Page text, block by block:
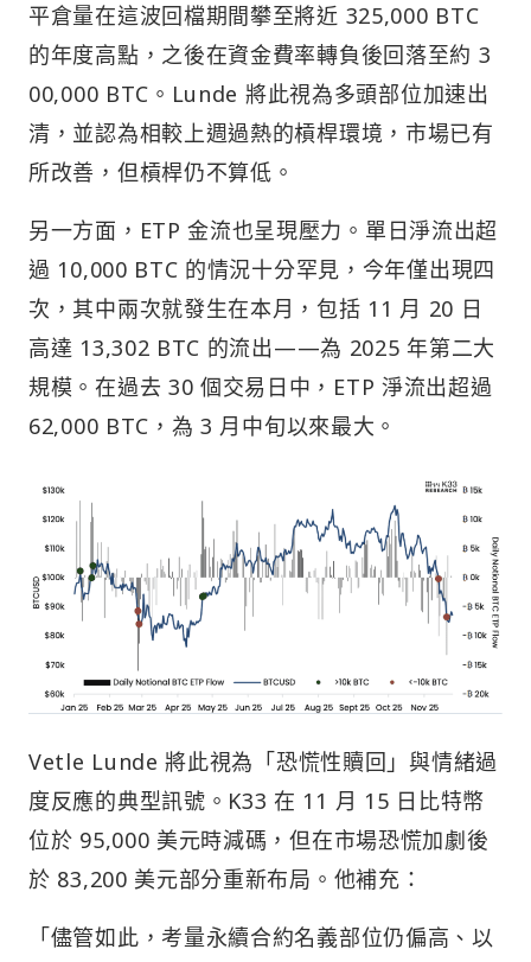
平倉量在這波回檔期間攀至將近 325,000 BTC
的年度高點，之後在資金費率轉負後回落至約 3
00,000 BTC。Lunde 將此視為多頭部位加速出
清，並認為相較上週過熱的槓桿環境，市場已有
所改善，但槓桿仍不算低。
另一方面，ETP 金流也呈現壓力。單日淨流出超
過 10,000 BTC 的情況十分罕見，今年僅出現四
次，其中兩次就發生在本月，包括 11 月 20 日
高達 13,302 BTC 的流出——為 2025 年第二大
規模。在過去 30 個交易日中，ETP 淨流出超過
62,000 BTC，為 3 月中旬以來最大。
Vetle Lunde 將此視為「恐慌性贖回」與情緒過
度反應的典型訊號。K33 在 11 月 15 日比特幣
位於 95,000 美元時減碼，但在市場恐慌加劇後
於 83,200 美元部分重新布局。他補充：
「儘管如此，考量永續合約名義部位仍偏高、以